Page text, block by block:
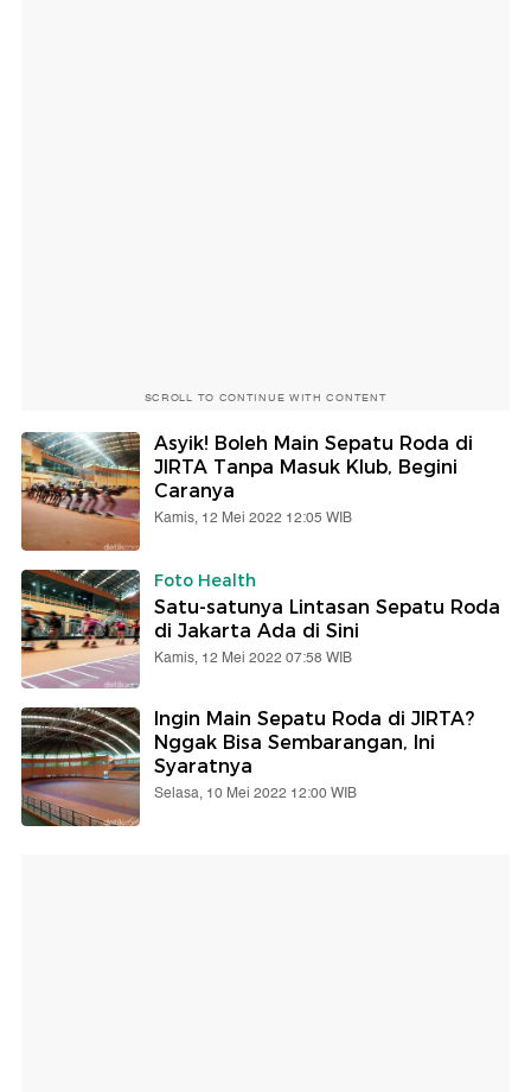
SCROLL TO CONTINUE WITH CONTENT
Asyik! Boleh Main Sepatu Roda di
JIRTA Tanpa Masuk Klub, Begini
Caranya
Kamis, 12 Mei 2022 12:05 WIB
Foto Health
Satu-satunya Lintasan Sepatu Roda
di Jakarta Ada di Sini
Kamis, 12 Mei 2022 07:58 WIB
Ingin Main Sepatu Roda di JIRTA?
Nggak Bisa Sembarangan, Ini
Syaratnya
Selasa, 10 Mei 2022 12:00 WIB